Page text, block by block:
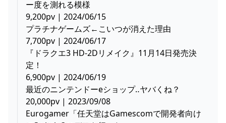
ー度を測れる模様
9,200pv | 2024/06/15
プラチナゲームズ←こいつが消えた理由
7,700pv | 2024/06/17
『ドラクエ3 HD-2Dリメイク』11月14日発売決
定！
6,900pv | 2024/06/19
最近のニンテンドーeショップ‥ヤバくね？
20,000pv | 2023/09/08
Eurogamer「任天堂はGamescomで開発者向け